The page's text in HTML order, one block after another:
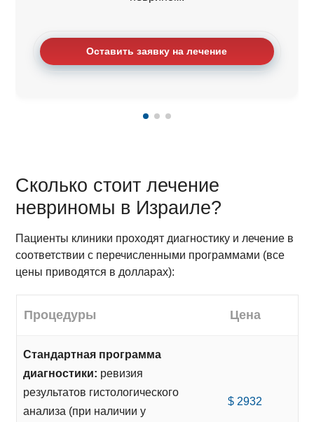
Оставить заявку на лечение
Сколько стоит лечение
невриномы в Израиле?
Пациенты клиники проходят диагностику и лечение в
соответствии с перечисленными программами (все
цены приводятся в долларах):
Процедуры Цена
Стандартная программа
диагностики: ревизия
результатов гистологического
анализа (при наличии у
$ 2932